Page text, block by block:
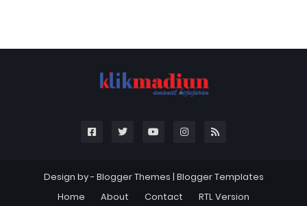
Design by - Blogger Themes | Blogger Templates
Home
About Contact RTL Version